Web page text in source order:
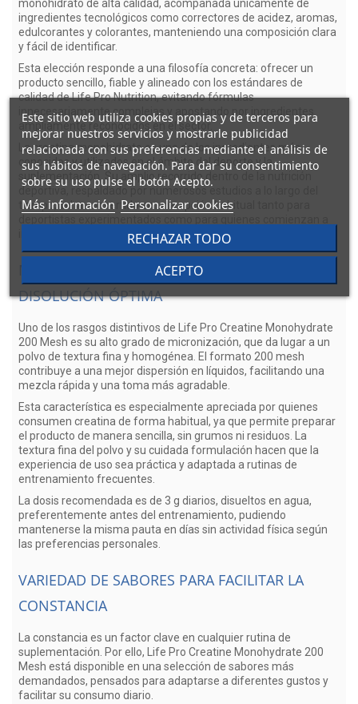
monohidrato de alta calidad, acompañada únicamente de
ingredientes tecnológicos como correctores de acidez, aromas,
edulcorantes y colorantes, manteniendo una composición clara
y fácil de identificar.
Esta elección responde a una filosofía concreta: ofrecer un
producto sencillo, fiable y alineado con los estándares de
calidad de Life Pro Nutrition, evitando fórmulas
innecesariamente complejas y apostando por ingredientes
ampliamente reconocidos en el sector.
La creatina monohidrato es uno de los ingredientes más
conocidos y utilizados en el ámbito del deporte y la
suplementación. Su amplio recorrido dentro de la nutrición
deportiva, respaldado por numerosos estudios a lo largo del
tiempo, la ha convertido en una opción habitual tanto para
introducir suplementos en su rutina.
MICRONIZACIÓN 200 MESH PARA UNA
DISOLUCIÓN ÓPTIMA
Uno de los rasgos distintivos de Life Pro Creatine Monohydrate
200 Mesh es su alto grado de micronización, que da lugar a un
polvo de textura fina y homogénea. El formato 200 mesh
contribuye a una mejor dispersión en líquidos, facilitando una
mezcla rápida y una toma más agradable.
Esta característica es especialmente apreciada por quienes
consumen creatina de forma habitual, ya que permite preparar
el producto de manera sencilla, sin grumos ni residuos. La
textura fina del polvo y su cuidada formulación hacen que la
experiencia de uso sea práctica y adaptada a rutinas de
entrenamiento frecuentes.
La dosis recomendada es de 3 g diarios, disueltos en agua,
preferentemente antes del entrenamiento, pudiendo
mantenerse la misma pauta en días sin actividad física según
las preferencias personales.
VARIEDAD DE SABORES PARA FACILITAR LA
CONSTANCIA
La constancia es un factor clave en cualquier rutina de
suplementación. Por ello, Life Pro Creatine Monohydrate 200
Mesh está disponible en una selección de sabores más
demandados, pensados para adaptarse a diferentes gustos y
facilitar su consumo diario.
Este sitio web utiliza cookies propias y de terceros para
mejorar nuestros servicios y mostrarle publicidad
relacionada con sus preferencias mediante el análisis de
sus hábitos de navegación. Para dar su consentimiento
sobre su uso pulse el botón Acepto.
Más información Personalizar cookies
RECHAZAR TODO
ACEPTO